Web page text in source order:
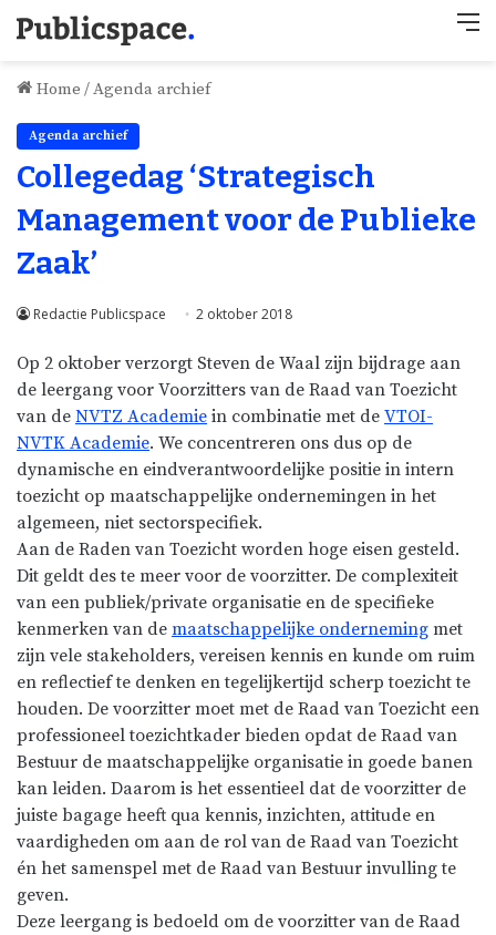
Home /Agenda archief
Agenda archief
Collegedag ‘Strategisch
Management voor de Publieke
Zaak’
Redactie Publicspace 2 oktober 2018
Op 2 oktober verzorgt Steven de Waal zijn bijdrage aan
de leergang voor Voorzitters van de Raad van Toezicht
van de NVTZ Academie in combinatie met de VTOI-
NVTK Academie. We concentreren ons dus op de
dynamische en eindverantwoordelijke positie in intern
toezicht op maatschappelijke ondernemingen in het
algemeen, niet sectorspecifiek.
Aan de Raden van Toezicht worden hoge eisen gesteld.
Dit geldt des te meer voor de voorzitter. De complexiteit
van een publiek/private organisatie en de specifieke
kenmerken van de maatschappelijke onderneming met
zijn vele stakeholders, vereisen kennis en kunde om ruim
en reflectief te denken en tegelijkertijd scherp toezicht te
houden. De voorzitter moet met de Raad van Toezicht een
professioneel toezichtkader bieden opdat de Raad van
Bestuur de maatschappelijke organisatie in goede banen
kan leiden. Daarom is het essentieel dat de voorzitter de
juiste bagage heeft qua kennis, inzichten, attitude en
vaardigheden om aan de rol van de Raad van Toezicht
én het samenspel met de Raad van Bestuur invulling te
geven.
Deze leergang is bedoeld om de voorzitter van de Raad